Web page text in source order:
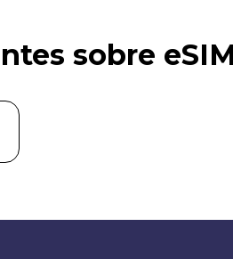
sobre